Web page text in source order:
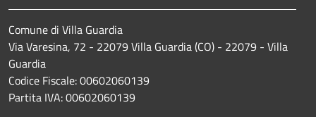
Comune di Villa Guardia
Via Varesina, 72 - 22079 Villa Guardia (CO) - 22079 - Villa
Guardia
Codice Fiscale: 00602060139
Partita IVA: 00602060139